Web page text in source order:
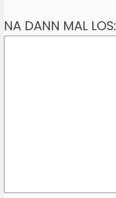
NA DANN MAL LOS: